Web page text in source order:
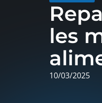
les
10/03/2025